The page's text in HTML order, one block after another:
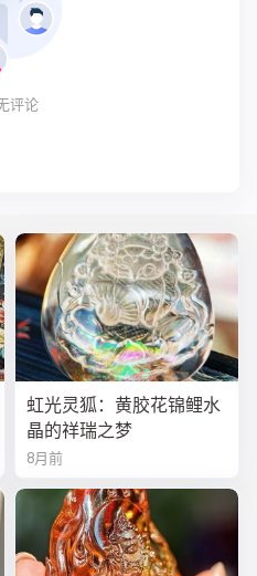
评论
虹光灵狐：黄胶花锦鲤水
晶的祥瑞之梦
8月前